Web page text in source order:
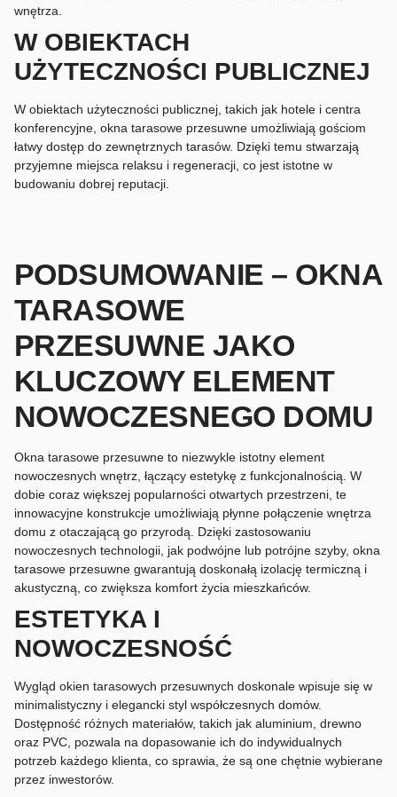
wnętrza.
W OBIEKTACH
UŻYTECZNOŚCI PUBLICZNEJ
W obiektach użyteczności publicznej, takich jak hotele i centra
konferencyjne, okna tarasowe przesuwne umożliwiają gościom
łatwy dostęp do zewnętrznych tarasów. Dzięki temu stwarzają
przyjemne miejsca relaksu i regeneracji, co jest istotne w
budowaniu dobrej reputacji.
PODSUMOWANIE – OKNA
TARASOWE
PRZESUWNE JAKO
KLUCZOWY ELEMENT
NOWOCZESNEGO DOMU
Okna tarasowe przesuwne to niezwykle istotny element
nowoczesnych wnętrz, łączący estetykę z funkcjonalnością. W
dobie coraz większej popularności otwartych przestrzeni, te
innowacyjne konstrukcje umożliwiają płynne połączenie wnętrza
domu z otaczającą go przyrodą. Dzięki zastosowaniu
nowoczesnych technologii, jak podwójne lub potrójne szyby, okna
tarasowe przesuwne gwarantują doskonałą izolację termiczną i
akustyczną, co zwiększa komfort życia mieszkańców.
ESTETYKA I
NOWOCZESNOŚĆ
Wygląd okien tarasowych przesuwnych doskonale wpisuje się w
minimalistyczny i elegancki styl współczesnych domów.
Dostępność różnych materiałów, takich jak aluminium, drewno
oraz PVC, pozwala na dopasowanie ich do indywidualnych
potrzeb każdego klienta, co sprawia, że są one chętnie wybierane
przez inwestorów.